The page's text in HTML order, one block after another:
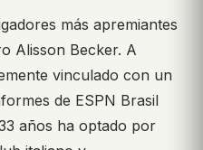
más apremiantes
Alisson Becker. A
vinculado con un
de ESPN Brasil
años ha optado por